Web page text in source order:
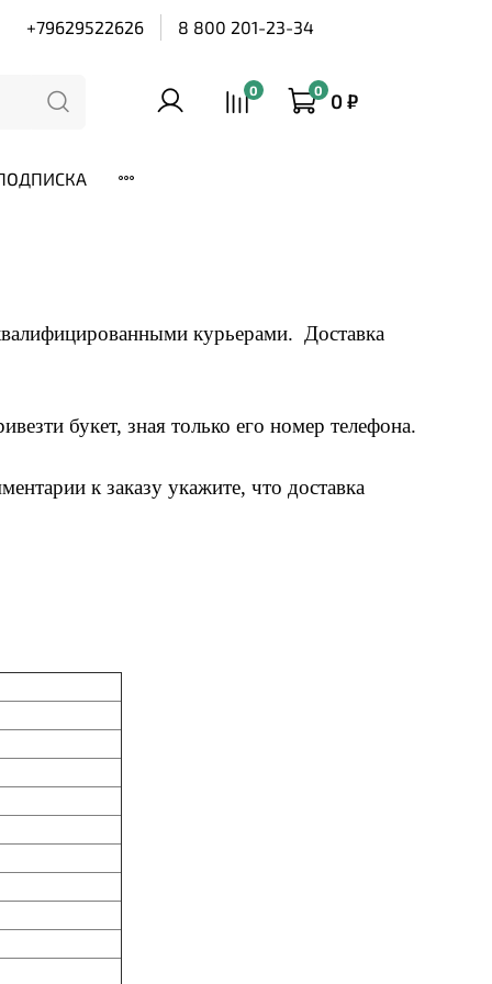
+79629522626 8 800 201-23-34
0 0 0 ₽
курьерами. Доставка
букет, зная только его номер телефона.
к заказу укажите, что доставка